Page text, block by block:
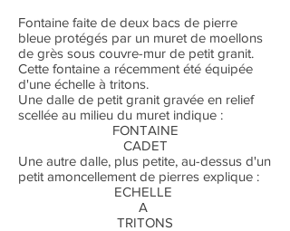
Fontaine faite de deux bacs de pierre
bleue protégés par un muret de moellons
de grès sous couvre-mur de petit granit.
Cette fontaine a récemment été équipée
d'une échelle à tritons.
Une dalle de petit granit gravée en relief
scellée au milieu du muret indique :
FONTAINE
CADET
Une autre dalle, plus petite, au-dessus d'un
petit amoncellement de pierres explique :
ECHELLE
A
TRITONS